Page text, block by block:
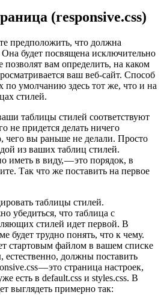
(responsive.css)
предположить, что должна
Она будет посвящена исключительно
позволят вам определить, на каком
ваш веб-сайт. Способ
умолчанию здесь тот же, что и на
стилей.
таблицы стилей соответствуют
не придется делать ничего
чего вы раньше не делали. Просто
из ваших таблиц стилей.
иметь в виду, — это порядок, в
Так что же поставить на первое
таблицы стилей.
убедиться, что таблица с
стилей идет первой. В
будет трудно понять, что к чему.
стартовым файлом в вашем списке
естественно, должны поставить
— это страница настроек,
есть в default.css и styles.css. В
выглядеть примерно так: